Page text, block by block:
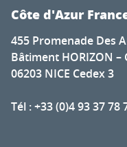
Côte d'Azur
455 Promenade Des
Bâtiment HORIZON –
06203 NICE Cedex 3
Tél : +33 (0)4 93 37 78